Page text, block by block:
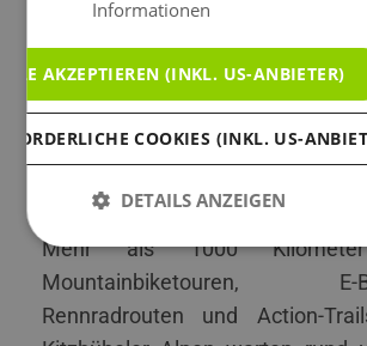
4 Sterne Hotel
AlpenParks Hotel & Apartment
Kirchberg
Mehr als 1000 Kilometer
Mountainbiketouren, E-
Rennradrouten und Action-
Informationen
AKZEPTIEREN (INKL. US-ANBIETER)
COOKIES (INKL. US-
DETAILS ANZEIGEN